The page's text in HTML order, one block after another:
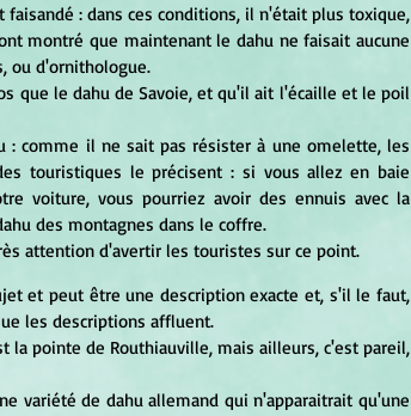
montré que maintenant le dahu ne faisait aucune
ou d'ornithologue.
touristiques le précisent : si vous allez en baie
voiture, vous pourriez avoir des ennuis avec la
des montagnes dans le coffre.
attention d'avertir les touristes sur ce point.
les descriptions affluent.